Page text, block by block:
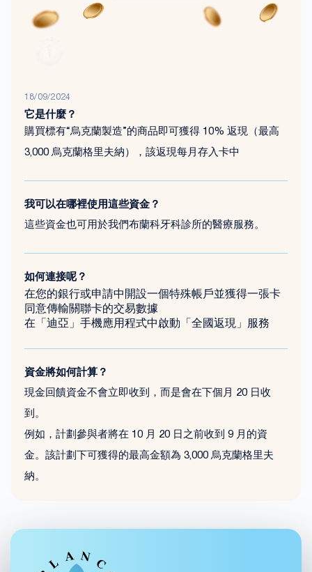
18/09/2024
它是什麼？
購買標有“烏克蘭製造”的商品即可獲得 10% 返現（最高
3,000 烏克蘭格里夫納），該返現每月存入卡中
我可以在哪裡使用這些資金？
這些資金也可用於我們布蘭科牙科診所的醫療服務。
如何連接呢？
在您的銀行或申請中開設一個特殊帳戶並獲得一張卡
同意傳輸關聯卡的交易數據
在「迪亞」手機應用程式中啟動「全國返現」服務
資金將如何計算？
現金回饋資金不會立即收到，而是會在下個月 20 日收
到。
例如，計劃參與者將在 10 月 20 日之前收到 9 月的資
金。該計劃下可獲得的最高金額為 3,000 烏克蘭格里夫
納。